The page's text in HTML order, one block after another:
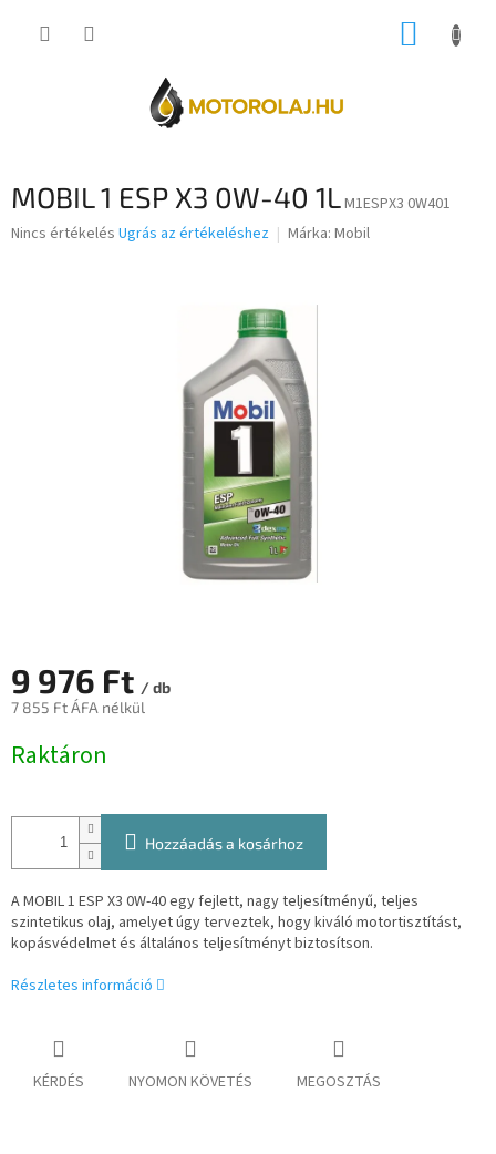
KOSÁR
MOBIL 1 ESP X3 0W-40 1LM1ESPX3 0W401
A
Nincs értékelés Ugrás az értékeléshez Márka: Mobil
9 976 Ft / db
7 855 Ft ÁFA nélkül
Raktáron
Hozzáadás a kosárhoz
A MOBIL 1 ESP X3 0W-40 egy fejlett, nagy teljesítményű, teljes
szintetikus olaj, amelyet úgy terveztek, hogy kiváló motortisztítást,
kopásvédelmet és általános teljesítményt biztosítson.
Részletes információ
KÉRDÉS NYOMON KÖVETÉS MEGOSZTÁS